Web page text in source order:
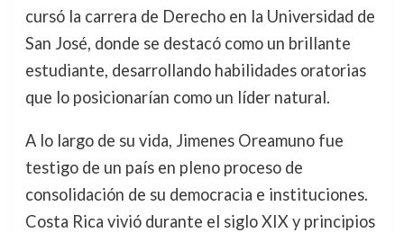
cursó la carrera de Derecho en la Universidad de
San José, donde se destacó como un brillante
estudiante, desarrollando habilidades oratorias
que lo posicionarían como un líder natural.
A lo largo de su vida, Jimenes Oreamuno fue
testigo de un país en pleno proceso de
consolidación de su democracia e instituciones.
Costa Rica vivió durante el siglo XIX y principios